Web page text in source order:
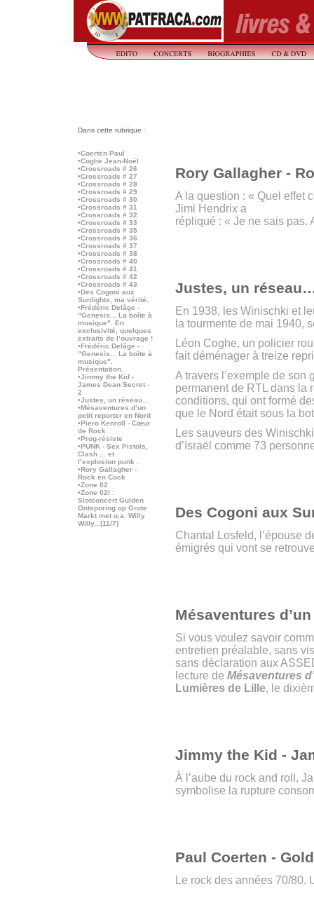
Dans cette rubrique :
•Coerten Paul
•Coghe Jean-Noël
•Crossroads # 26
•Crossroads # 27
•Crossroads # 28
•Crossroads # 29
•Crossroads # 30
•Crossroads # 31
•Crossroads # 32
•Crossroads # 33
•Crossroads # 35
•Crossroads # 36
•Crossroads # 37
•Crossroads # 38
•Crossroads # 40
•Crossroads # 41
•Crossroads # 42
•Crossroads # 43
•Des Cogoni aux
Sunlights, ma vérité.
•Frédéric Delâge -
"Genesis... La boîte à
musique". En
exclusivité, quelques
extraits de l’ouvrage !
•Frédéric Delâge -
"Genesis... La boîte à
musique".
Présentation.
•Jimmy the Kid -
James Dean Secret -
2
•Justes, un réseau…
•Mésaventures d’un
petit reporter en Nord
•Piero Kenroll - Cœur
de Rock
•Prog-résiste
•PUNK - Sex Pistols,
Clash ... et
l’explosion punk .
•Rory Gallagher -
Rock en Cock
•Zone 02
•Zone 02/ :
Slotconcert Gulden
Ontsporing op Grote
Markt met o.a. Willy
Willy...(11/7)
Rory Gallagher -
A la question : « Quel effet
Jimi Hendrix a
répliqué : « Je ne sais pas.
Justes, un
En 1938, les Winischki et
la tourmente de mai 1940,
Léon Coghe, un policier
fait déménager à treize
A travers l’exemple de
permanent de RTL dans la
conditions, qui ont formé
que le Nord était sous la
Les sauveurs des
d’Israël comme 73
Des Cogoni aux
Chantal Losfeld, l’épouse
émigrés qui vont se
Mésaventures
Si vous voulez savoir
entretien préalable, sans
sans déclaration aux
lecture de Mésaventures
Lumières de Lille, le
Jimmy the Kid -
À l’aube du rock and roll,
symbolise la rupture
Paul Coerten -
Le rock des années 70/